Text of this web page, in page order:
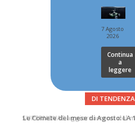
7 Agosto
2026
Continua
a
leggere
DI TENDENZA
Le Comete del mese di Agosto: LA 10P/
Asteroidi del mese